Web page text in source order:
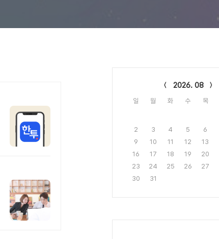
2026. 08
일 월 화 수 목
2
3 4 5 6
9
10 11 12 13
16
17 18 19 20
23
24 25 26 27
30
31